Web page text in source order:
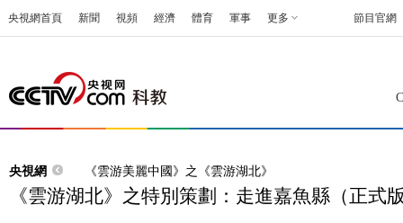
央視網首頁 新聞 視頻 經濟 體育 軍事 更多 節目官網
央視網 《雲游美麗中國》之《雲游湖北》
《雲游湖北》之特別策劃：走進嘉魚縣（正式